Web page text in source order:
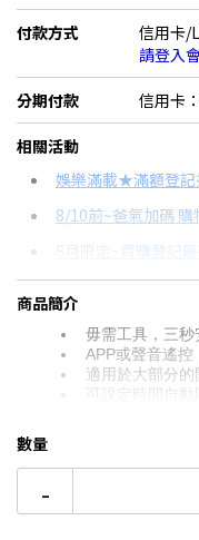
付款方式
信用卡/
請登入
分期付款 信用卡
＊實際可分期數、適用利
信用卡分期
分期數
12期
相關活動
娛樂滿載★滿額登記
8/10前~爸氣加碼
8月限定~首購登記
台灣大哥大Open
8/15前~指定購物滿
電視降到底破盤
智慧家電功能有哪
商品簡介
毋需工具，三秒
APP或聲音遙控
適用於大部分的
可設定時間自動
數量
-